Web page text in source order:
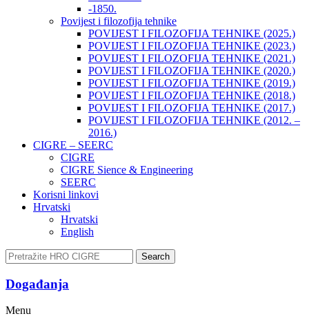
-1850.
Povijest i filozofija tehnike
POVIJEST I FILOZOFIJA TEHNIKE (2025.)
POVIJEST I FILOZOFIJA TEHNIKE (2023.)
POVIJEST I FILOZOFIJA TEHNIKE (2021.)
POVIJEST I FILOZOFIJA TEHNIKE (2020.)
POVIJEST I FILOZOFIJA TEHNIKE (2019.)
POVIJEST I FILOZOFIJA TEHNIKE (2018.)
POVIJEST I FILOZOFIJA TEHNIKE (2017.)
POVIJEST I FILOZOFIJA TEHNIKE (2012. –
2016.)
CIGRE – SEERC
CIGRE
CIGRE Sience & Engineering
SEERC
Korisni linkovi
Hrvatski
Hrvatski
English
Search
Događanja​
Menu